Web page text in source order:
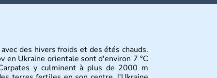
des hivers froids et des étés chauds.
en Ukraine orientale sont d'environ 7 °C
y culminent à plus de 2000 m